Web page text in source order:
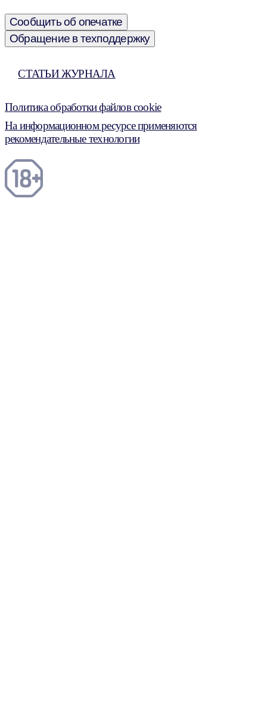
Сообщить об опечатке
Обращение в техподдержку
СТАТЬИ ЖУРНАЛА
Политика обработки файлов cookie
На информационном ресурсе применяются
рекомендательные технологии